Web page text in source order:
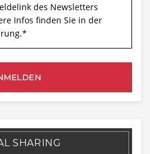
des Newsletters
Infos finden Sie in der
*
SHARING